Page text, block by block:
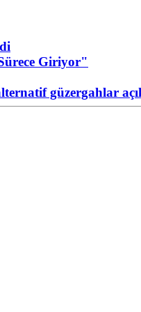
Giriyor"
güzergahlar